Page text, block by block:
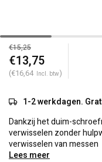
€15,25
€13,75
(€16,64 Incl. btw)
1-2 werkdagen.
Dankzij het duim-
verwisselen zonder
verwisselen van messen
Lees meer